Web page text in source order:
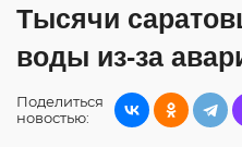
Тысячи
воды из-за
Поделиться
новостью: